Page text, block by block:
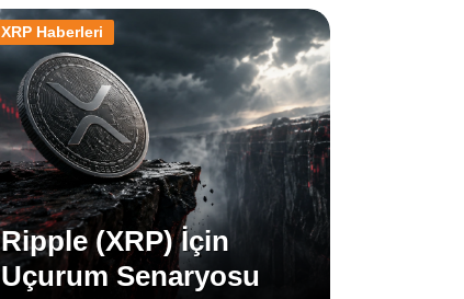
Facebook
Instagram
Youtube
Ripple (XRP) İçin
Uçurum Senaryosu
XRP Haberleri